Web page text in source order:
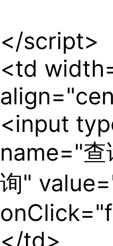
</script>
<td
<input
name="
询"
</td>